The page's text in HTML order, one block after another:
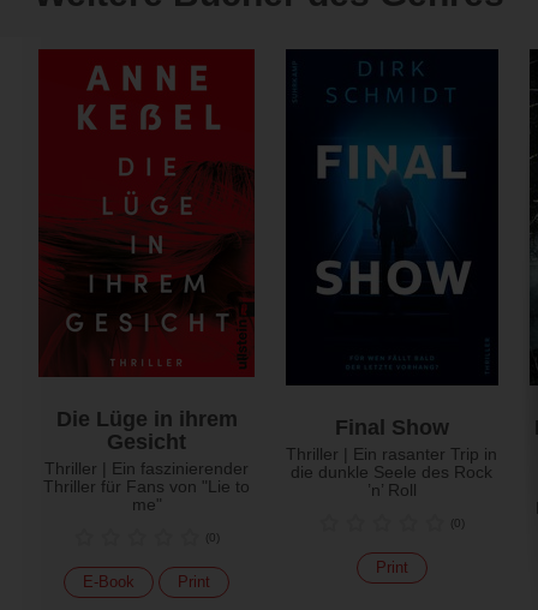
Die Lüge in ihrem
Gesicht
Thriller | Ein faszinierender
Thriller für Fans von "Lie to
me"
(0)
E-Book Print
Final Show
Thriller | Ein rasanter Trip in
die dunkle Seele des Rock
’n’ Roll
(0)
Print